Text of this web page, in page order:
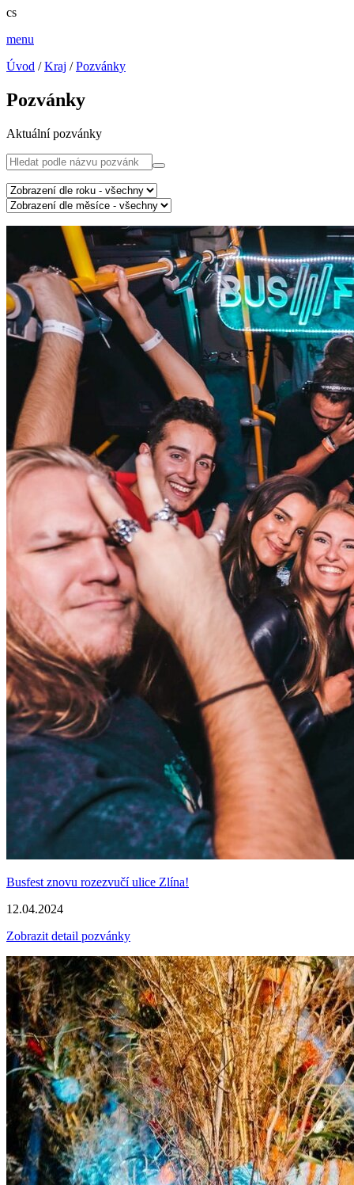
cs
menu
Úvod /Kraj /Pozvánky
Pozvánky
Aktuální pozvánky
Busfest znovu rozezvučí ulice Zlína!
12.04.2024
Zobrazit detail pozvánky